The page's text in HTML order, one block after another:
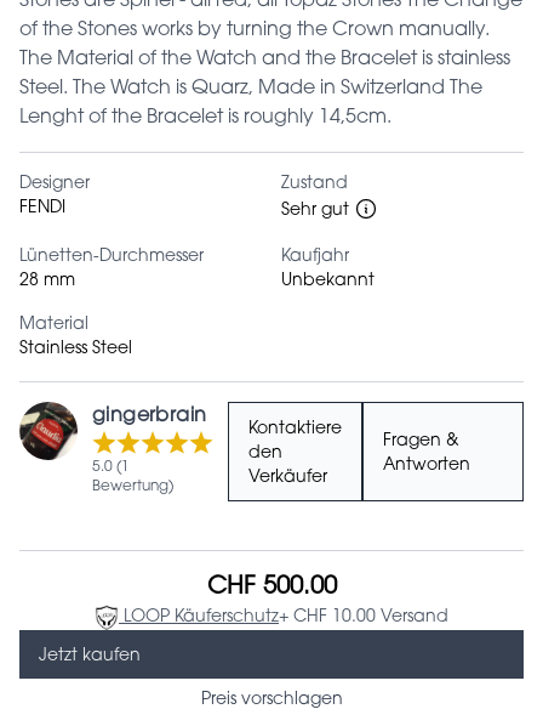
of the Stones works by turning the Crown manually.
The Material of the Watch and the Bracelet is stainless
Steel. The Watch is Quarz, Made in Switzerland The
Lenght of the Bracelet is roughly 14,5cm.
Designer
FENDI
Zustand
Sehr gut
Lünetten-Durchmesser
28 mm
Kaufjahr
Unbekannt
Material
Stainless Steel
gingerbrain
5.0 (1
Bewertung)
Kontaktiere
den
Verkäufer
Fragen &
Antworten
CHF 500.00
LOOP Käuferschutz+ CHF 10.00 Versand
Jetzt kaufen
Preis vorschlagen